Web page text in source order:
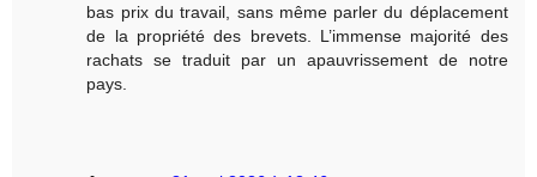
bas prix du travail, sans même parler du déplacement
de la propriété des brevets. L’immense majorité des
rachats se traduit par un apauvrissement de notre
pays.